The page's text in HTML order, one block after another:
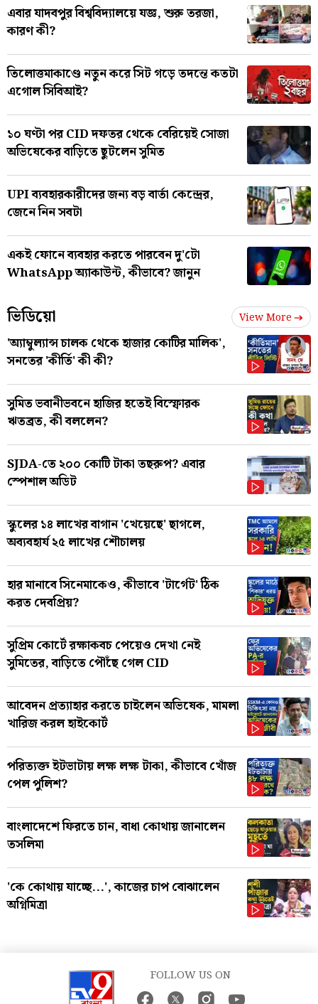
এবার যাদবপুর বিশ্ববিদ্যালয়ে যজ্ঞ, শুরু তরজা,
কারণ কী?
তিলোত্তমাকাণ্ডে নতুন করে সিট গড়ে তদন্তে কতটা
এগোল সিবিআই?
১০ ঘণ্টা পর CID দফতর থেকে বেরিয়েই সোজা
অভিষেকের বাড়িতে ছুটলেন সুমিত
UPI ব্যবহারকারীদের জন্য বড় বার্তা কেন্দ্রের,
জেনে নিন সবটা
একই ফোনে ব্যবহার করতে পারবেন দু'টো
WhatsApp অ্যাকাউন্ট, কীভাবে? জানুন
ভিডিয়ো View More
'অ্যাম্বুল্যান্স চালক থেকে হাজার কোটির মালিক',
সনতের 'কীর্তি' কী কী?
সুমিত ভবানীভবনে হাজির হতেই বিস্ফোরক
ঋতব্রত, কী বললেন?
SJDA-তে ২০০ কোটি টাকা তছরুপ? এবার
স্পেশাল অডিট
স্কুলের ১৪ লাখের বাগান 'খেয়েছে' ছাগলে,
অব্যবহার্য ২৫ লাখের শৌচালয়
হার মানাবে সিনেমাকেও, কীভাবে 'টার্গেট' ঠিক
করত দেবপ্রিয়?
সুপ্রিম কোর্টে রক্ষাকবচ পেয়েও দেখা নেই
সুমিতের, বাড়িতে পৌঁছে গেল CID
আবেদন প্রত্যাহার করতে চাইলেন অভিষেক, মামলা
খারিজ করল হাইকোর্ট
পরিত্যক্ত ইটভাটায় লক্ষ লক্ষ টাকা, কীভাবে খোঁজ
পেল পুলিশ?
বাংলাদেশে ফিরতে চান, বাধা কোথায় জানালেন
তসলিমা
'কে কোথায় যাচ্ছে...', কাজের চাপ বোঝালেন
অগ্নিমিত্রা
FOLLOW US ON